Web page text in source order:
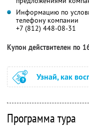
Информацию по
телефону компании
+7 (812) 448-08-31
Купон действителен по
Узнай, как
Программа тура